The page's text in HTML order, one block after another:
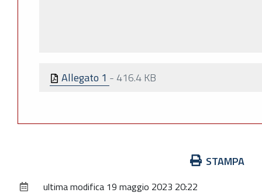
Allegato 1 - 416.4 KB
documento
STAMPA
ultima modifica 19 maggio 2023 20:22